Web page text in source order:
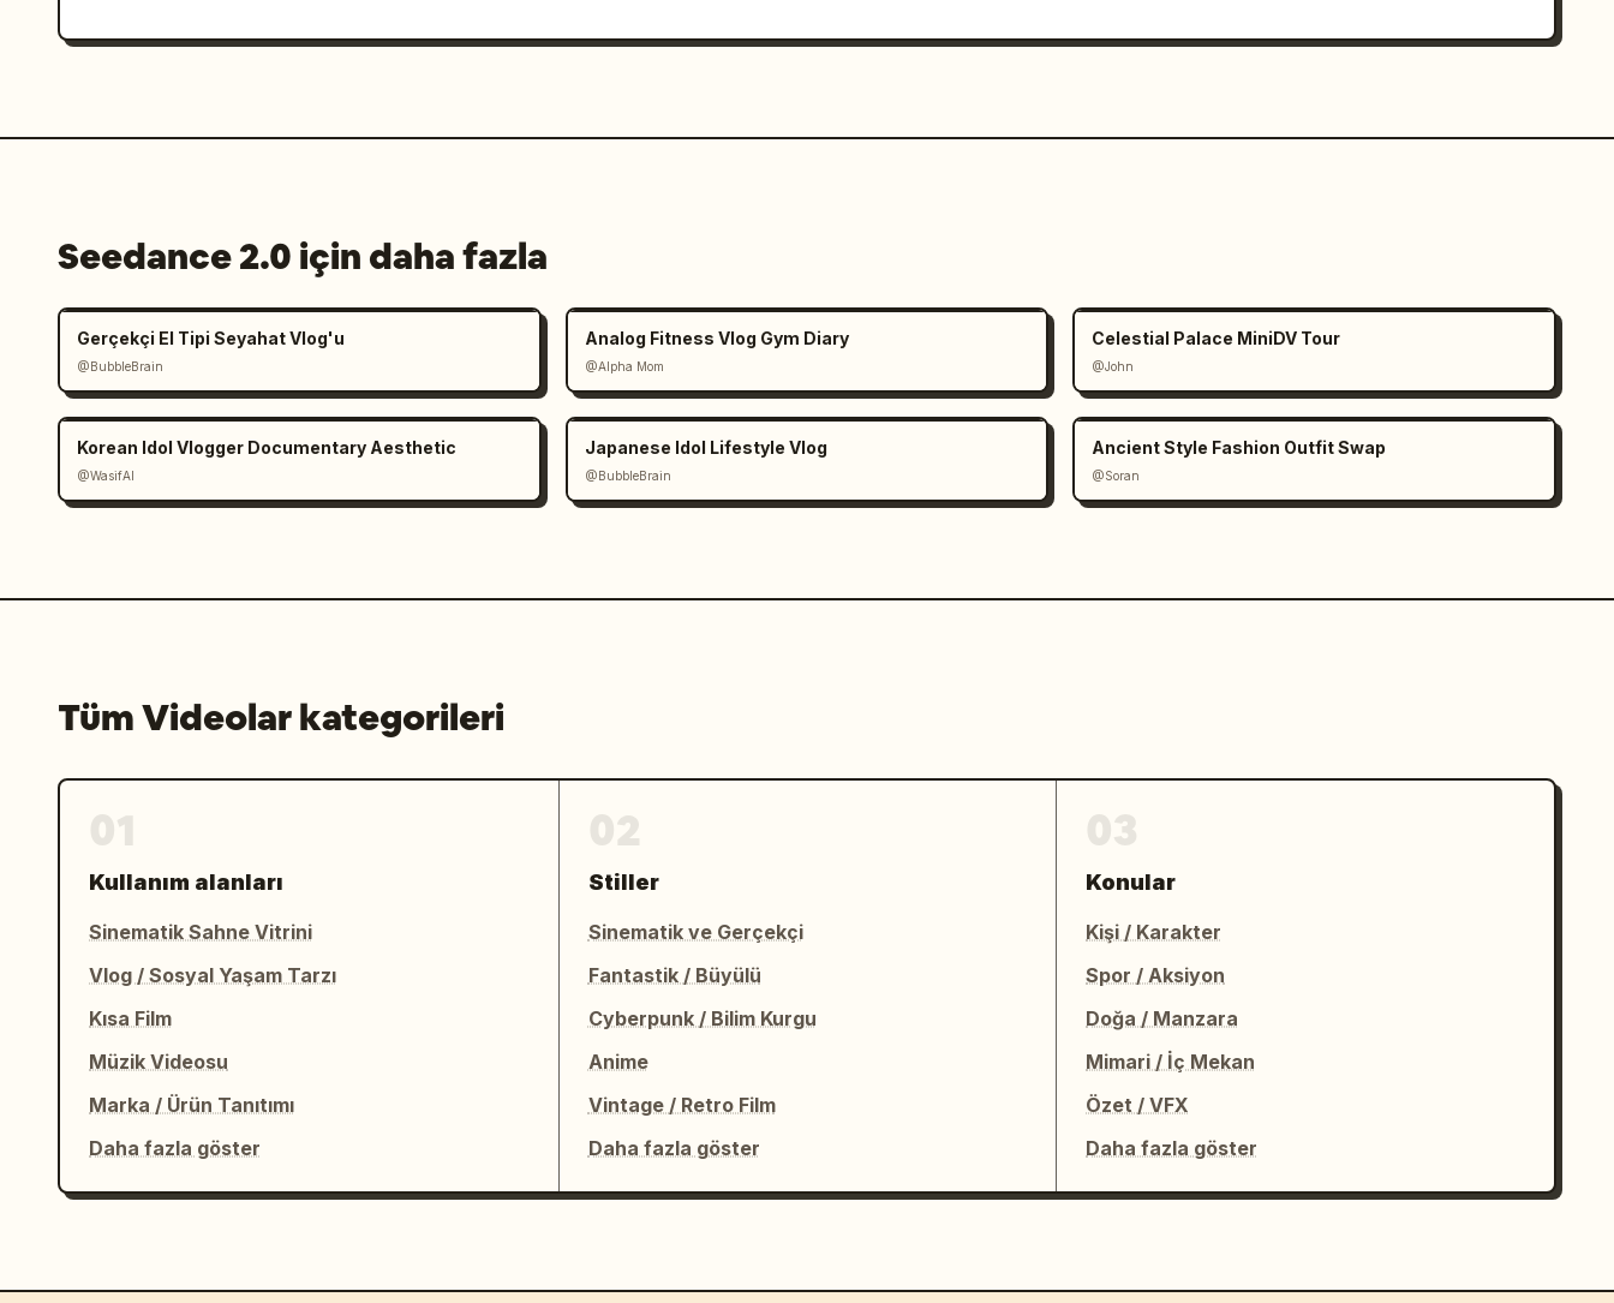
Seedance 2.0 için daha fazla
Gerçekçi El Tipi Seyahat Vlog'u
@BubbleBrain
Analog Fitness Vlog Gym Diary
@Alpha Mom
Celestial Palace MiniDV Tour
@John
Korean Idol Vlogger Documentary Aesthetic
@WasifAI
Japanese Idol Lifestyle Vlog
@BubbleBrain
Ancient Style Fashion Outfit Swap
@Soran
Tüm Videolar kategorileri
Kullanım alanları
Sinematik Sahne Vitrini
Vlog / Sosyal Yaşam Tarzı
Kısa Film
Müzik Videosu
Marka / Ürün Tanıtımı
Daha fazla göster
Stiller
Sinematik ve Gerçekçi
Fantastik / Büyülü
Cyberpunk / Bilim Kurgu
Anime
Vintage / Retro Film
Daha fazla göster
Konular
Kişi / Karakter
Spor / Aksiyon
Doğa / Manzara
Mimari / İç Mekan
Özet / VFX
Daha fazla göster